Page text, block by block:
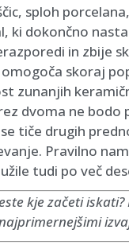
sploh
ki dokončno
in zbije
skoraj
zunanjih
dvoma ne bodo
tiče drugih
Pravilno
tudi po več
kje začeti